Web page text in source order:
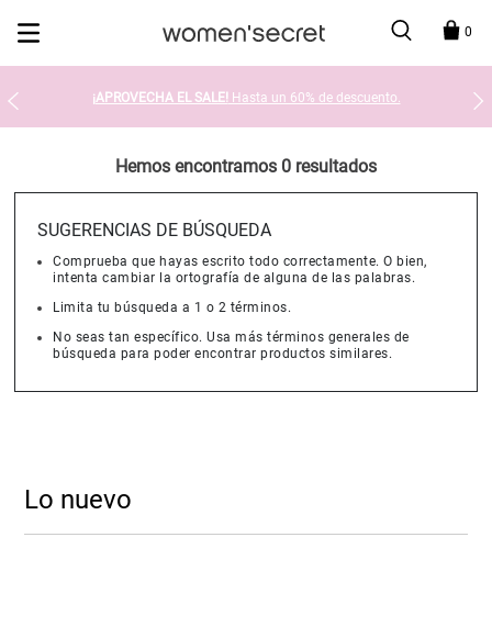
0
¡APROVECHA EL SALE!Hasta un 60% de descuento.
Hemos encontramos 0 resultados
SUGERENCIAS DE BÚSQUEDA
intenta cambiar la ortografía de alguna de las palabras.
Limita tu búsqueda a 1 o 2 términos.
Lo nuevo